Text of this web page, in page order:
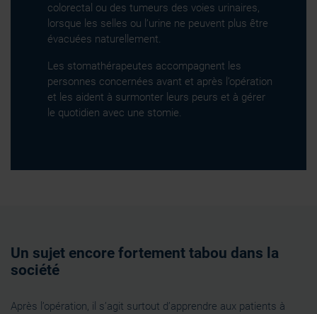
colorectal ou des tumeurs des voies urinaires,
lorsque les selles ou l’urine ne peuvent plus être
évacuées naturellement.
Les stomathérapeutes accompagnent les
personnes concernées avant et après l’opération
et les aident à surmonter leurs peurs et à gérer
le quotidien avec une stomie.
Un sujet encore fortement tabou dans la
société
Après l’opération, il s’agit surtout d’apprendre aux patients à